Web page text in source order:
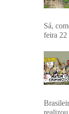
Sá,
feira 22